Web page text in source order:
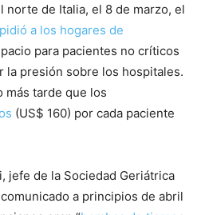
norte de Italia, el 8 de marzo, el
pidió a los hogares de
para pacientes no críticos
la presión sobre los hospitales.
más tarde que los
(US$ 160) por cada paciente
jefe de la Sociedad Geriátrica
a principios de abril